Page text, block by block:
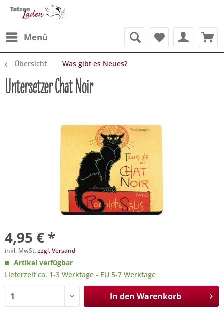
Menü
Übersicht Was gibt es Neues?
Untersetzer Chat Noir
4,95 € *
inkl. MwSt.zzgl. Versand
Artikel verfügbar
Lieferzeit ca. 1-3 Werktage - EU 5-7 Werktage
In den Warenkorb